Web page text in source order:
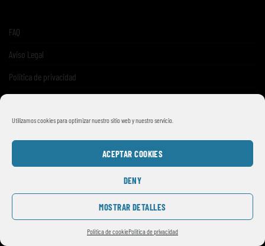
Utilizamos cookies para optimizar nuestro sitio web y nuestro servicio.
ACEPTAR COOKIES
DENY
MOSTRAR DETALLES
Política de cookiePolitica de privacidad
FAQ
Aviso Legal
Politica de privacidad
© 2026SMILE VINTAGE